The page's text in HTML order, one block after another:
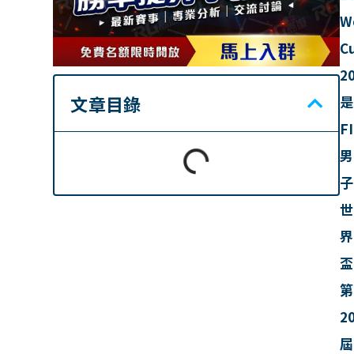
文章目錄
是
男
子
世
界
盃
第
屆